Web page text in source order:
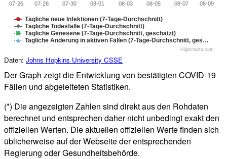
Tägliche neue Infektionen (7-Tage-Durchschnitt)
Tägliche Todesfälle (7-Tage-Durchschnitt)
Tägliche Genesene (7-Tage-Durchschnitt, geschätzt)
Tagliche Änderung in aktiven Fällen (7-Tage-Durchschnitt, ges…
07-26 07-28 07-30 08-01 08-03 08-05 08-07 08-09
Highcharts.com
Daten: Johns Hopkins University CSSE
Der Graph zeigt die Entwicklung von bestätigten COVID-19
Fällen und abgeleiteten Statistiken.
(*) Die angezeigten Zahlen sind direkt aus den Rohdaten
berechnet und entsprechen daher nicht unbedingt exakt den
offiziellen Werten. Die aktuellen offiziellen Werte finden sich
üblicherweise auf der Webseite der entsprechenden
Regierung oder Gesundheitsbehörde.